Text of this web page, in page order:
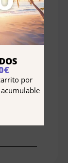
por